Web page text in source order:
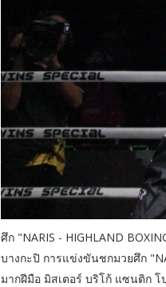
ศึก "NARIS - HIGHLAND
บางกะปิ การแข่งขันชกมวยศึก
มากฝีมือ มิสเตอร์ บริโก้ แซนติก